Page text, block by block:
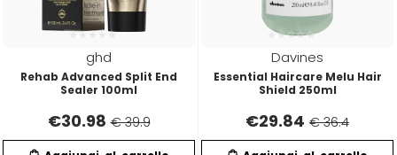
ghd
Rehab Advanced Split End
Sealer 100ml
€30.98 € 39.9
Davines
Essential Haircare Melu Hair
Shield 250ml
€29.84 € 36.4